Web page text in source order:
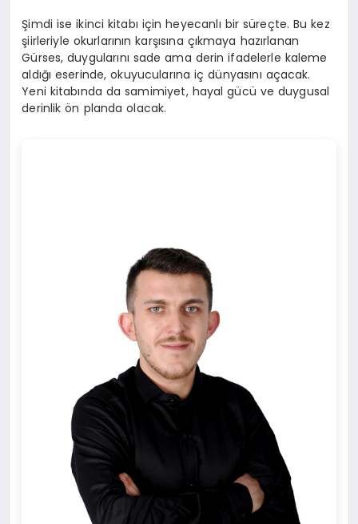
Şimdi ise ikinci kitabı için heyecanlı bir süreçte. Bu kez
şiirleriyle okurlarının karşısına çıkmaya hazırlanan
Gürses, duygularını sade ama derin ifadelerle kaleme
aldığı eserinde, okuyucularına iç dünyasını açacak.
Yeni kitabında da samimiyet, hayal gücü ve duygusal
derinlik ön planda olacak.